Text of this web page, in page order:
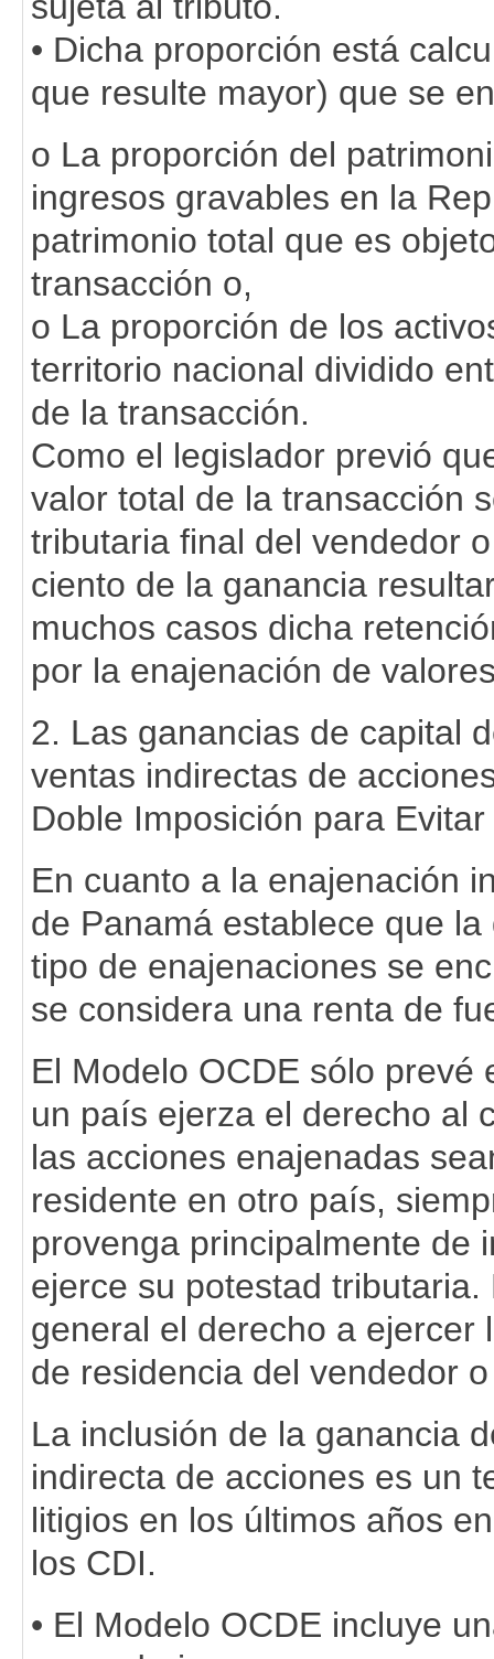
• Dicha proporción está
que resulte mayor) que se
o La proporción del
ingresos gravables en la
patrimonio total que es
transacción o,
o La proporción de los
territorio nacional dividido
de la transacción.
Como el legislador previó
valor total de la transacción
tributaria final del vendedor
ciento de la ganancia
muchos casos dicha
por la enajenación de
2. Las ganancias de capital
ventas indirectas de
Doble Imposición para
En cuanto a la enajenación
de Panamá establece que
tipo de enajenaciones se
se considera una renta de
El Modelo OCDE sólo
un país ejerza el derecho al
las acciones enajenadas
residente en otro país,
provenga principalmente de
ejerce su potestad
general el derecho a
de residencia del vendedor
La inclusión de la ganancia
indirecta de acciones es un
litigios en los últimos años
los CDI.
• El Modelo OCDE incluye